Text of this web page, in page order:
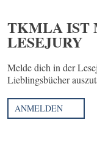
TKMLA IST
LESEJURY
Melde dich in der
Lieblingsbücher
ANMELDEN